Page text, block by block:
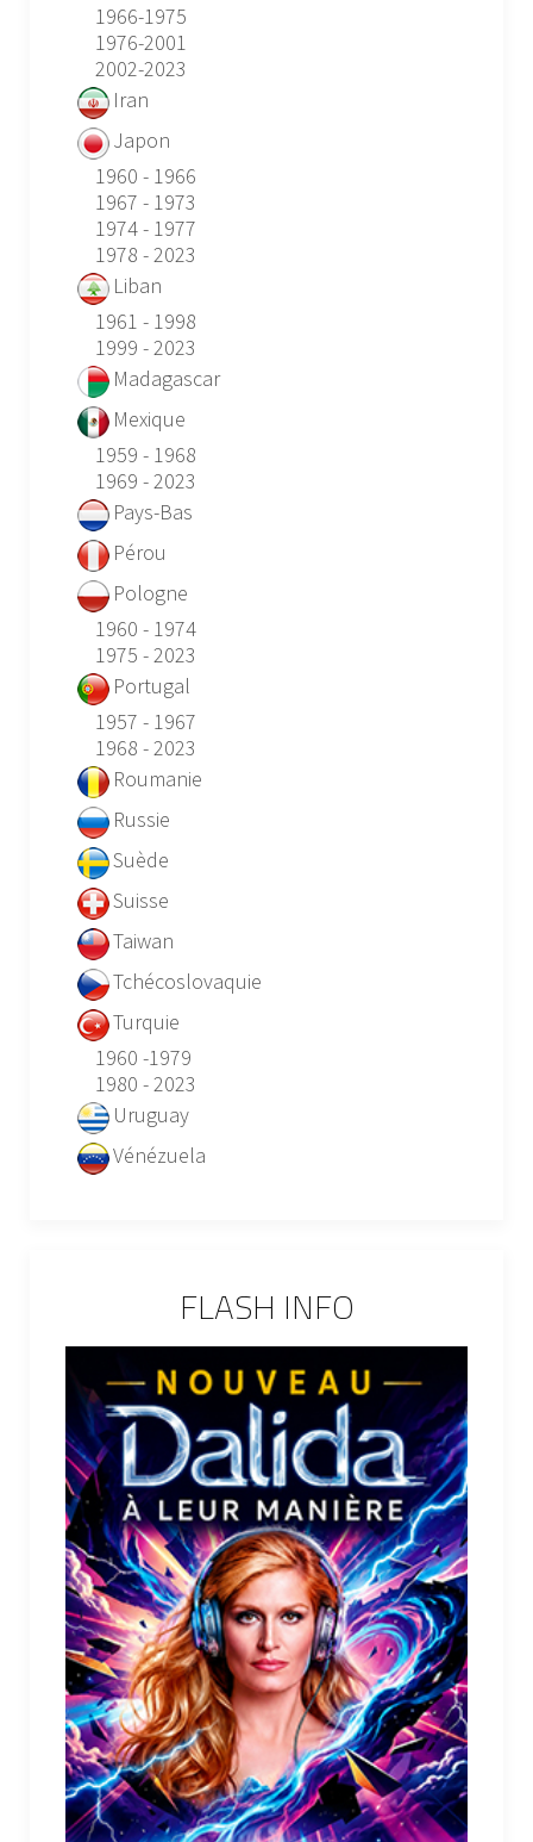
1966-1975
1976-2001
2002-2023
Iran
Japon
1960 - 1966
1967 - 1973
1974 - 1977
1978 - 2023
Liban
1961 - 1998
1999 - 2023
Madagascar
Mexique
1959 - 1968
1969 - 2023
Pays-Bas
Pérou
Pologne
1960 - 1974
1975 - 2023
Portugal
1957 - 1967
1968 - 2023
Roumanie
Russie
Suède
Suisse
Taiwan
Tchécoslovaquie
Turquie
1960 -1979
1980 - 2023
Uruguay
Vénézuela
FLASH INFO